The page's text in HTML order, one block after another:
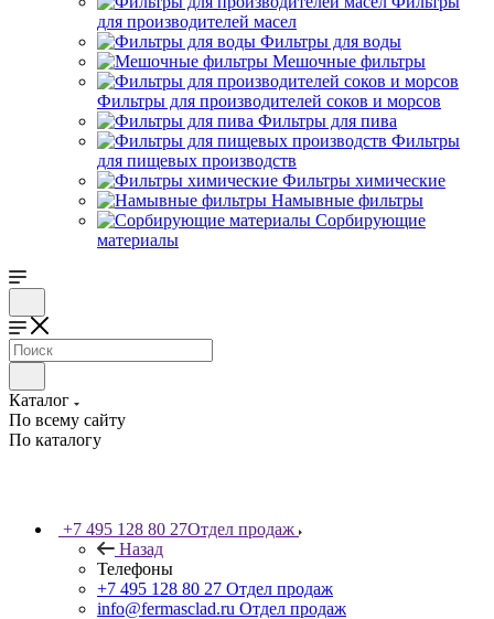
для производителей масел
Фильтры для воды
Мешочные фильтры
Фильтры для производителей соков и морсов
Фильтры для пива
Фильтры
для пищевых производств
Фильтры химические
Намывные фильтры
Сорбирующие
материалы
Каталог
По всему сайту
По каталогу
+7 495 128 80 27Отдел продаж
Назад
Телефоны
+7 495 128 80 27 Отдел продаж
info@fermasclad.ru Отдел продаж